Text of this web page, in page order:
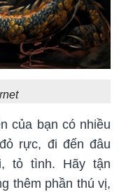
của bạn có nhiều
rực, đi đến đâu
tỏ tình. Hãy tận
thêm phần thú vị,